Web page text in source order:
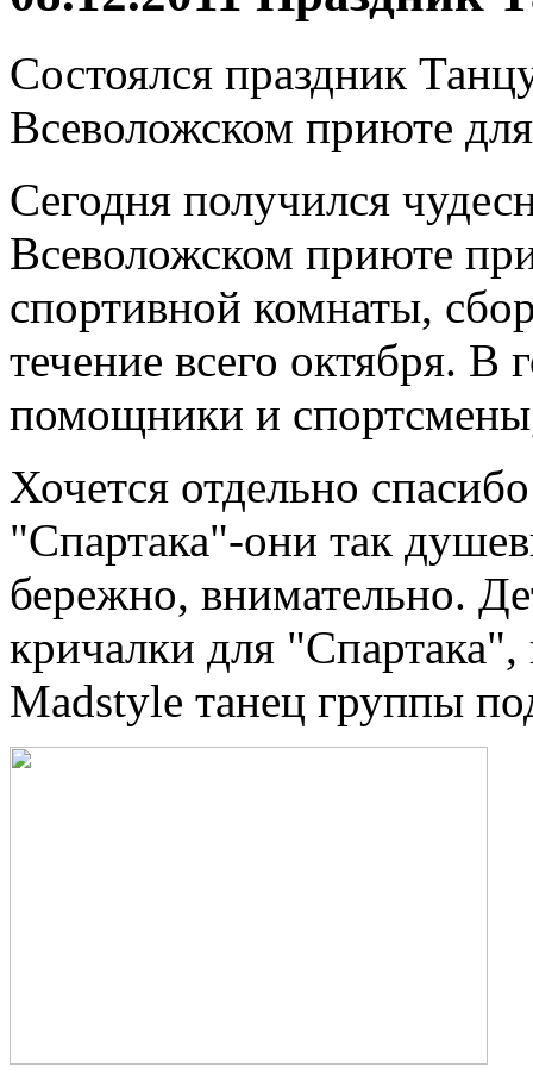
Cостоялся праздник
Всеволожском приюте
Сегодня получился
Всеволожском приюте
спортивной комнаты,
течение всего октября. В
помощники и
Хочется отдельно
"Спартака"-они так
бережно, внимательно.
кричалки для
Madstyle танец группы